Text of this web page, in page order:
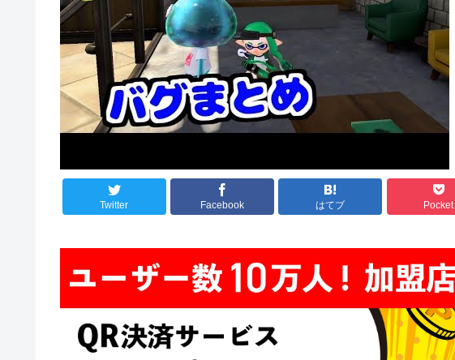
Twitter Facebook はてブ Pocket